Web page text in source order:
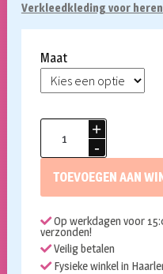
Verkleedkleding voor heren
Maat
kostuum
TOEVOEGEN AAN
Op werkdagen voor
verzonden!
Veilig betalen
Fysieke winkel in